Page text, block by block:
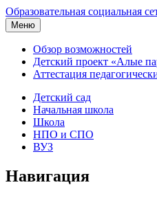
Образовательная социальная
Меню
Обзор возможностей
Детский проект «Алые
Аттестация
Детский сад
Начальная школа
Школа
НПО и СПО
ВУЗ
Навигация